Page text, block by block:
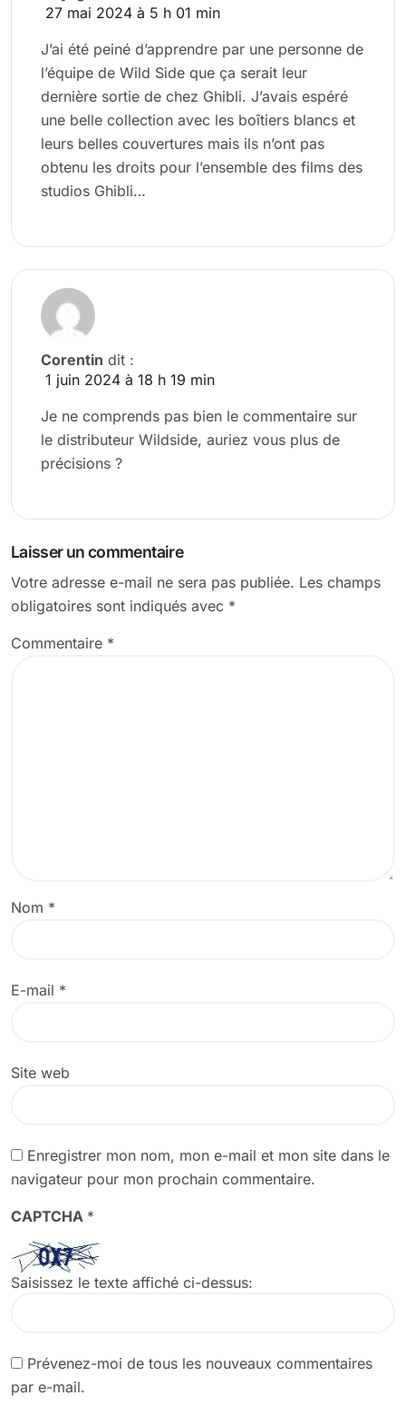
27 mai 2024 à 5 h 01 min
J’ai été peiné d’apprendre par une personne de
l’équipe de Wild Side que ça serait leur
dernière sortie de chez Ghibli. J’avais espéré
une belle collection avec les boîtiers blancs et
leurs belles couvertures mais ils n’ont pas
obtenu les droits pour l’ensemble des films des
studios Ghibli…
Corentin dit :
1 juin 2024 à 18 h 19 min
Je ne comprends pas bien le commentaire sur
le distributeur Wildside, auriez vous plus de
précisions ?
Laisser un commentaire
Votre adresse e-mail ne sera pas publiée. Les champs
obligatoires sont indiqués avec *
Commentaire *
Nom *
E-mail *
Site web
Enregistrer mon nom, mon e-mail et mon site dans le
navigateur pour mon prochain commentaire.
CAPTCHA *
Saisissez le texte affiché ci-dessus:
Prévenez-moi de tous les nouveaux commentaires
par e-mail.